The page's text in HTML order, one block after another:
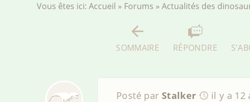
Vous êtes ici: Accueil » Forums » Actualités des
SOMMAIRE RÉPONDRE
Posté par Stalker il y a 12